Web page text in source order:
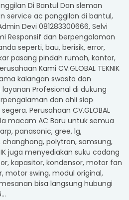
Di Bantul Dan sleman
service ac panggilan di bantul,
Devi 081283300666, Selvi
Responsif dan berpengalaman
seperti, bau, berisik, error,
pasang pindah rumah, kantor,
Kami CV.GLOBAL TEKNIK
kalangan swasta dan
Profesional di dukung
dan ahli siap
Perusahaan CV.GLOBAL
macam AC Baru untuk semua
panasonic, gree, lg,
changhong, polytron, samsung,
juga menyediakan suku cadang
kapasitor, kondensor, motor fan
motor swing, modul original,
bisa langsung hubungi